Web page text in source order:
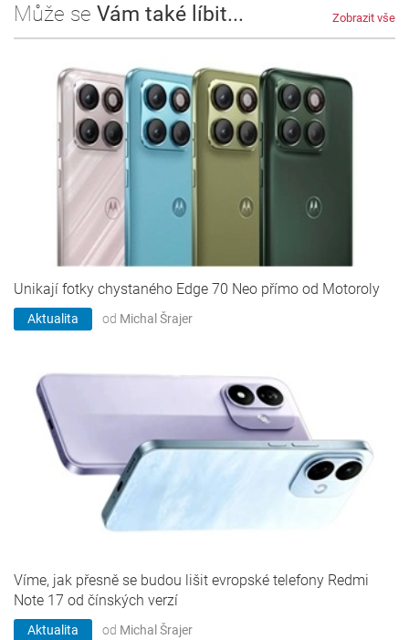
Může se Vám také líbit... Zobrazit vše
Unikají fotky chystaného Edge 70 Neo přímo od Motoroly
Aktualita od Michal Šrajer
Víme, jak přesně se budou lišit evropské telefony Redmi
Note 17 od čínských verzí
Aktualita od Michal Šrajer